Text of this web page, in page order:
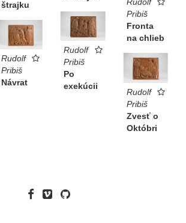
štrajku
Rudolf
Pribiš
Fronta
na chlieb
Rudolf
Pribiš
Po
exekúcii
Rudolf
Pribiš
Návrat
Rudolf
Pribiš
Zvesť o
Októbri